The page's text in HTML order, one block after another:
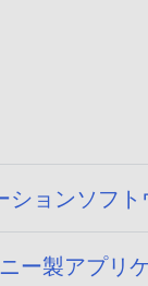
ョンソフト
ー製アプリ